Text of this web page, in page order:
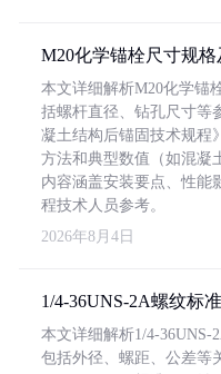
M20化学锚栓尺寸规
本文详细解析M20化学锚
括螺杆直径、钻孔尺寸等
凝土结构后锚固技术规程
方法和典型数值（如混凝
内容涵盖安装要点、性能
程技术人员参考。
2026年8月4日
1/4-36UNS-2A螺纹标
本文详细解析1/4-36UNS-
包括外径、螺距、公差等